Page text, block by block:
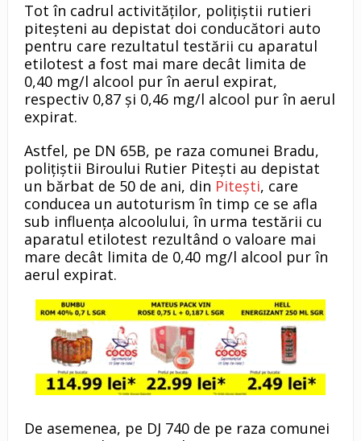
Tot în cadrul activităților, polițiștii rutieri
piteșteni au depistat doi conducători auto
pentru care rezultatul testării cu aparatul
etilotest a fost mai mare decât limita de
0,40 mg/l alcool pur în aerul expirat,
respectiv 0,87 și 0,46 mg/l alcool pur în aerul
expirat.
Astfel, pe DN 65B, pe raza comunei Bradu,
polițiștii Biroului Rutier Pitești au depistat
un bărbat de 50 de ani, din Pitești, care
conducea un autoturism în timp ce se afla
sub influența alcoolului, în urma testării cu
aparatul etilotest rezultând o valoare mai
mare decât limita de 0,40 mg/l alcool pur în
aerul expirat.
De asemenea, pe DJ 740 de pe raza comunei